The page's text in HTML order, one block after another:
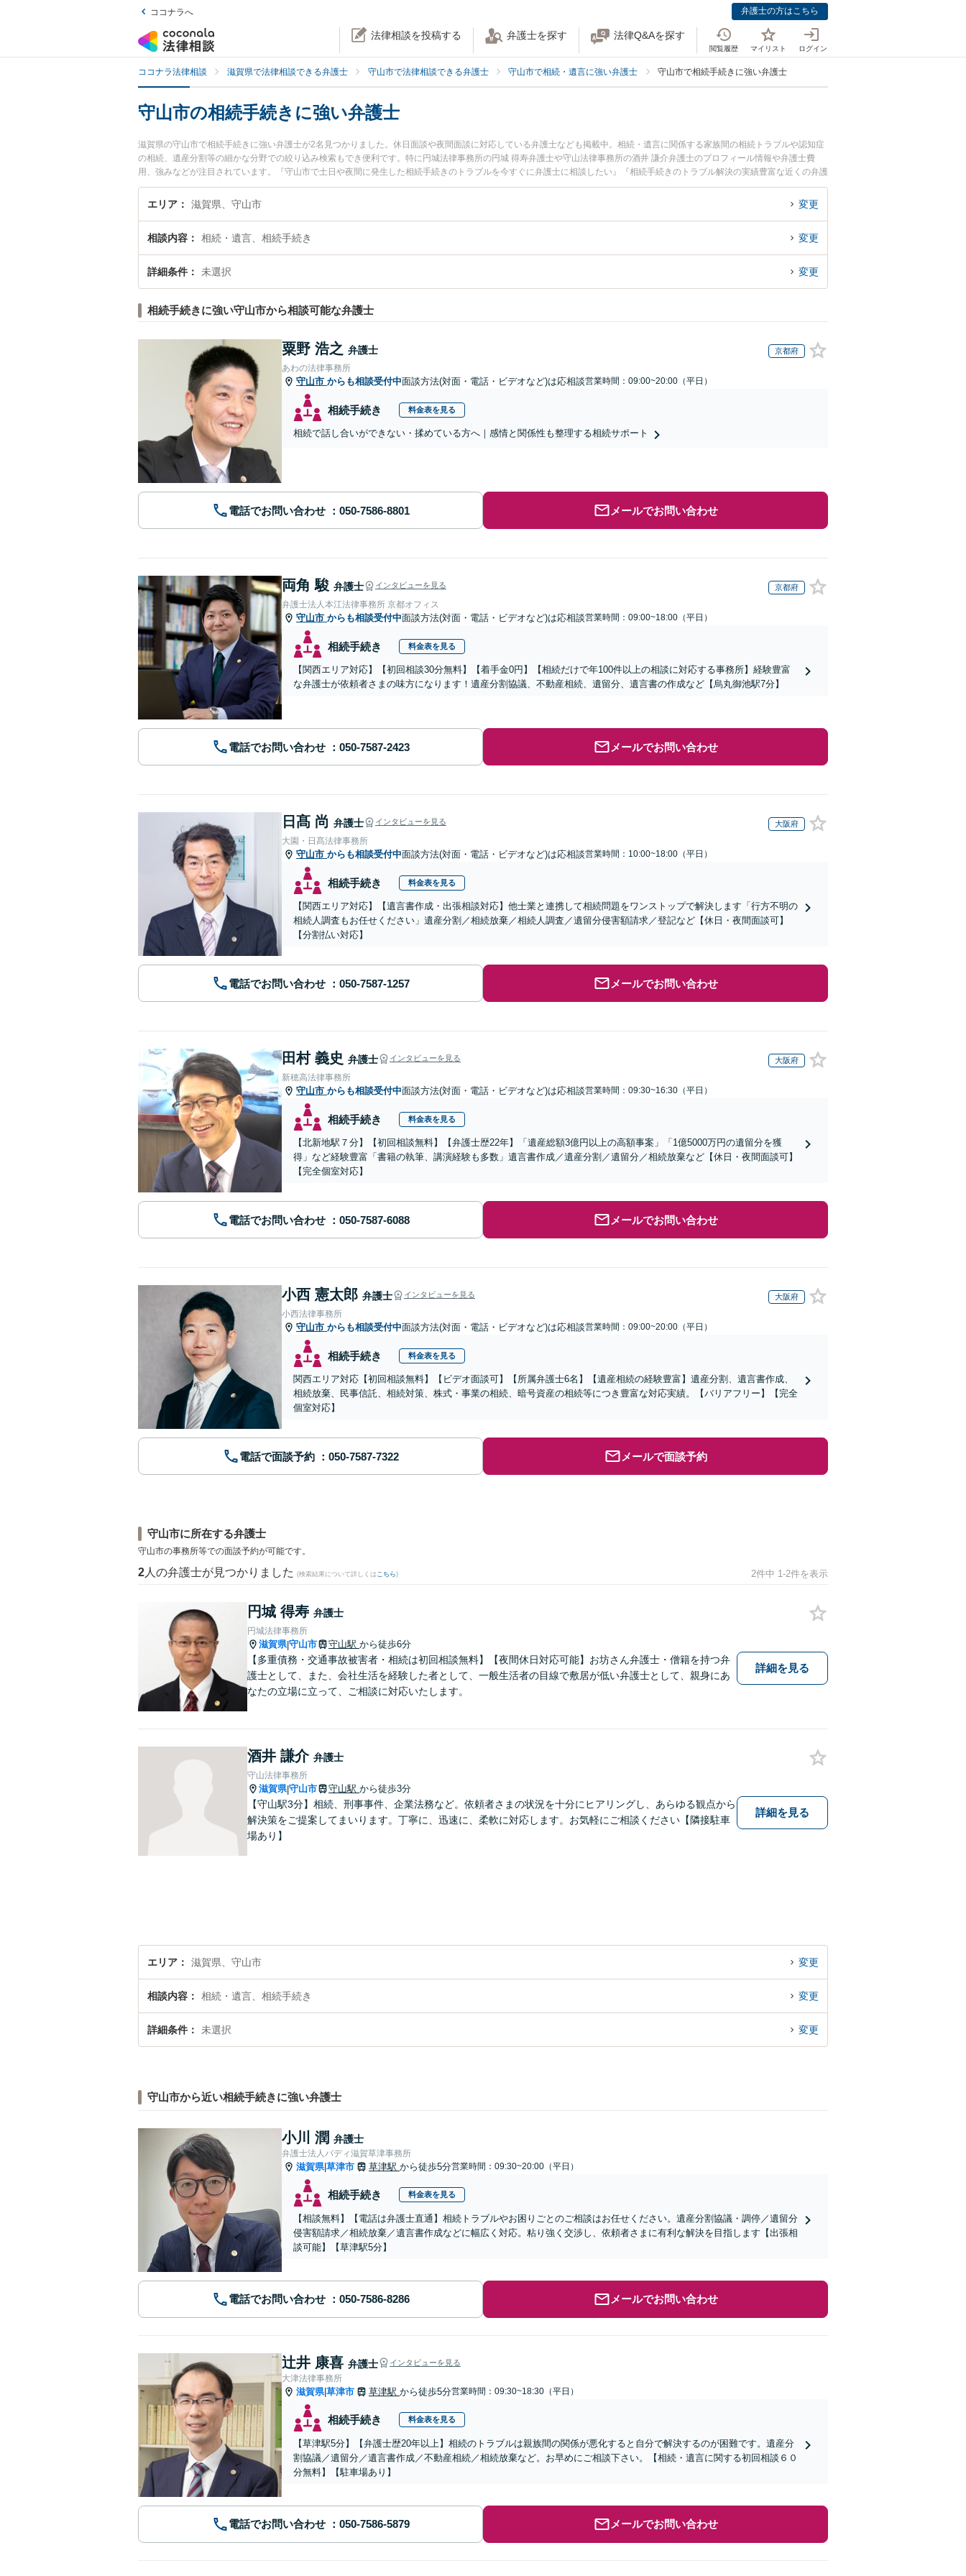
ココナラへ 弁護士の方はこちら
法律相談を投稿する 弁護士を探す 法律Q&Aを探す
閲覧履歴 マイリスト ログイン
ココナラ法律相談 滋賀県で法律相談できる弁護士 守山市で法律相談できる弁護士 守山市で相続・遺言に強い弁護士 守山市で相続手続きに強い弁護士
守山市の相続手続きに強い弁護士
滋賀県の守山市で相続手続きに強い弁護士が2名見つかりました。休日面談や夜間面談に対応している弁護士なども掲載中。相続・遺言に関係する家族間の相続トラブルや認知症
の相続、遺産分割等の細かな分野での絞り込み検索もでき便利です。特に円城法律事務所の円城 得寿弁護士や守山法律事務所の酒井 謙介弁護士のプロフィール情報や弁護士費
用、強みなどが注目されています。『守山市で土日や夜間に発生した相続手続きのトラブルを今すぐに弁護士に相談したい』『相続手続きのトラブル解決の実績豊富な近くの弁護
士を検索したい』『初回相談無料で相続手続きを法律相談できる守山市内の弁護士に相談予約したい』などでお困りの相談者さんにおすすめです。
エリア 滋賀県、守山市 変更
相談内容 相続・遺言、相続手続き 変更
詳細条件 未選択 変更
相続手続きに強い守山市から相談可能な弁護士
粟野 浩之 弁護士 京都府
あわの法律事務所
守山市 からも相談受付中面談方法(対面・電話・ビデオなど)は応相談営業時間：09:00~20:00（平日）
相続手続き 料金表を見る
相続で話し合いができない・揉めている方へ｜感情と関係性も整理する相続サポート
電話でお問い合わせ メールでお問い合わせ
両角 駿 弁護士 インタビューを見る 京都府
弁護士法人本江法律事務所 京都オフィス
守山市 からも相談受付中面談方法(対面・電話・ビデオなど)は応相談営業時間：09:00~18:00（平日）
相続手続き 料金表を見る
【関西エリア対応】【初回相談30分無料】【着手金0円】【相続だけで年100件以上の相談に対応する事務所】経験豊富
な弁護士が依頼者さまの味方になります！遺産分割協議、不動産相続、遺留分、遺言書の作成など【烏丸御池駅7分】
電話でお問い合わせ メールでお問い合わせ
日髙 尚 弁護士 インタビューを見る 大阪府
大園・日髙法律事務所
守山市 からも相談受付中面談方法(対面・電話・ビデオなど)は応相談営業時間：10:00~18:00（平日）
相続手続き 料金表を見る
【関西エリア対応】【遺言書作成・出張相談対応】他士業と連携して相続問題をワンストップで解決します「行方不明の
相続人調査もお任せください」遺産分割／相続放棄／相続人調査／遺留分侵害額請求／登記など【休日・夜間面談可】
【分割払い対応】
電話でお問い合わせ メールでお問い合わせ
田村 義史 弁護士 インタビューを見る 大阪府
新穂高法律事務所
守山市 からも相談受付中面談方法(対面・電話・ビデオなど)は応相談営業時間：09:30~16:30（平日）
相続手続き 料金表を見る
【北新地駅７分】【初回相談無料】【弁護士歴22年】「遺産総額3億円以上の高額事案」「1億5000万円の遺留分を獲
得」など経験豊富「書籍の執筆、講演経験も多数」遺言書作成／遺産分割／遺留分／相続放棄など【休日・夜間面談可】
【完全個室対応】
電話でお問い合わせ メールでお問い合わせ
小西 憲太郎 弁護士 インタビューを見る 大阪府
小西法律事務所
守山市 からも相談受付中面談方法(対面・電話・ビデオなど)は応相談営業時間：09:00~20:00（平日）
相続手続き 料金表を見る
関西エリア対応【初回相談無料】【ビデオ面談可】【所属弁護士6名】【遺産相続の経験豊富】遺産分割、遺言書作成、
相続放棄、民事信託、相続対策、株式・事業の相続、暗号資産の相続等につき豊富な対応実績。【バリアフリー】【完全
個室対応】
電話で面談予約 メールで面談予約
守山市に所在する弁護士
守山市の事務所等での面談予約が可能です。
2 人の弁護士が見つかりました (検索結果について詳しくは こちら) 2件中 1-2件を表示
円城 得寿 弁護士
円城法律事務所
滋賀県|守山市 守山駅 から徒歩6分
【多重債務・交通事故被害者・相続は初回相談無料】【夜間休日対応可能】お坊さん弁護士・僧籍を持つ弁
護士として、また、会社生活を経験した者として、一般生活者の目線で敷居が低い弁護士として、親身にあ
なたの立場に立って、ご相談に対応いたします。
詳細を見る
酒井 謙介 弁護士
守山法律事務所
滋賀県|守山市 守山駅 から徒歩3分
【守山駅3分】相続、刑事事件、企業法務など。依頼者さまの状況を十分にヒアリングし、あらゆる観点から
解決策をご提案してまいります。丁寧に、迅速に、柔軟に対応します。お気軽にご相談ください【隣接駐車
場あり】
詳細を見る
エリア 滋賀県、守山市 変更
相談内容 相続・遺言、相続手続き 変更
詳細条件 未選択 変更
守山市から近い相続手続きに強い弁護士
小川 潤 弁護士
弁護士法人バディ滋賀草津事務所
滋賀県|草津市 草津駅 から徒歩5分営業時間：09:30~20:00（平日）
相続手続き 料金表を見る
【相談無料】【電話は弁護士直通】相続トラブルやお困りごとのご相談はお任せください。遺産分割協議・調停／遺留分
侵害額請求／相続放棄／遺言書作成などに幅広く対応。粘り強く交渉し、依頼者さまに有利な解決を目指します【出張相
談可能】【草津駅5分】
電話でお問い合わせ メールでお問い合わせ
辻井 康喜 弁護士 インタビューを見る
大津法律事務所
滋賀県|草津市 草津駅 から徒歩5分営業時間：09:30~18:30（平日）
相続手続き 料金表を見る
【草津駅5分】【弁護士歴20年以上】相続のトラブルは親族間の関係が悪化すると自分で解決するのが困難です。遺産分
割協議／遺留分／遺言書作成／不動産相続／相続放棄など。お早めにご相談下さい。【相続・遺言に関する初回相談６０
分無料】【駐車場あり】
電話でお問い合わせ メールでお問い合わせ